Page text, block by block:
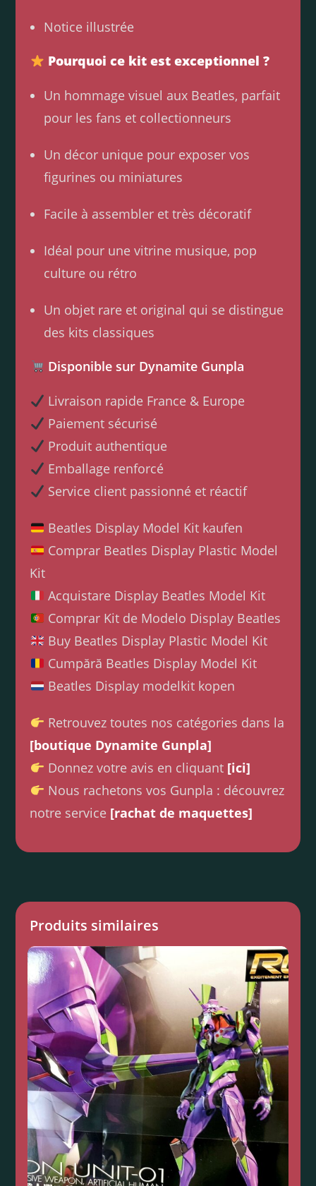
Notice illustrée
Pourquoi ce kit est exceptionnel ?
Un hommage visuel aux Beatles, parfait
pour les fans et collectionneurs
Un décor unique pour exposer vos
figurines ou miniatures
Facile à assembler et très décoratif
Idéal pour une vitrine musique, pop
culture ou rétro
Un objet rare et original qui se distingue
des kits classiques
Disponible sur Dynamite Gunpla
Livraison rapide France & Europe
Paiement sécurisé
Produit authentique
Emballage renforcé
Service client passionné et réactif
Beatles Display Model Kit kaufen
Comprar Beatles Display Plastic Model
Kit
Acquistare Display Beatles Model Kit
Comprar Kit de Modelo Display Beatles
Buy Beatles Display Plastic Model Kit
Cumpără Beatles Display Model Kit
Beatles Display modelkit kopen
Retrouvez toutes nos catégories dans la
[boutique Dynamite Gunpla]
Donnez votre avis en cliquant [ici]
Nous rachetons vos Gunpla : découvrez
notre service [rachat de maquettes]
Produits similaires